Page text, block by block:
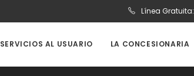
Línea Gratuita:
SERVICIOS AL USUARIO LA CONCESIONARIA